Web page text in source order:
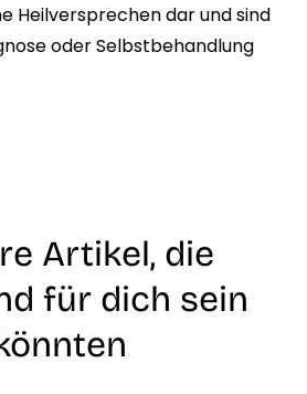
Heilversprechen dar und sind
oder Selbstbehandlung
Artikel, die
für dich sein